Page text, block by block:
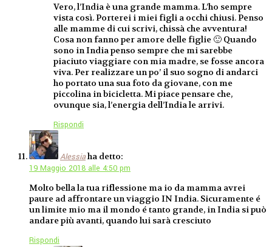
Vero, l’India è una grande mamma. L’ho sempre
vista così. Porterei i miei figli a occhi chiusi. Penso
alle mamme di cui scrivi, chissà che avventura!
Cosa non fanno per amore delle figlie 🙂 Quando
sono in India penso sempre che mi sarebbe
piaciuto viaggiare con mia madre, se fosse ancora
viva. Per realizzare un po’ il suo sogno di andarci
ho portato una sua foto da giovane, con me
piccolina in bicicletta. Mi piace pensare che,
ovunque sia, l’energia dell’India le arrivi.
Rispondi
Alessiaha detto:
19 Maggio 2018 alle 4:50 pm
Molto bella la tua riflessione ma io da mamma avrei
paure ad affrontare un viaggio IN India. Sicuramente é
un limite mio ma il mondo é tanto grande, in India si può
andare più avanti, quando lui sarà cresciuto
Rispondi